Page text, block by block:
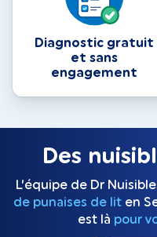
Diagnostic gratuit
et sans
engagement
Des
L’équipe de Dr
de punaises de lit en
est là pour